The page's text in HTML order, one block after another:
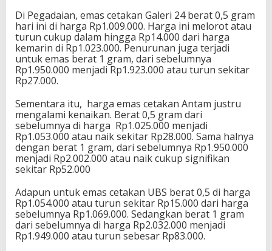
Di Pegadaian, emas cetakan Galeri 24 berat 0,5 gram
hari ini di harga Rp1.009.000. Harga ini melorot atau
turun cukup dalam hingga Rp14.000 dari harga
kemarin di Rp1.023.000. Penurunan juga terjadi
untuk emas berat 1 gram, dari sebelumnya
Rp1.950.000 menjadi Rp1.923.000 atau turun sekitar
Rp27.000.
Sementara itu, harga emas cetakan Antam justru
mengalami kenaikan. Berat 0,5 gram dari
sebelumnya di harga Rp1.025.000 menjadi
Rp1.053.000 atau naik sekitar Rp28.000. Sama halnya
dengan berat 1 gram, dari sebelumnya Rp1.950.000
menjadi Rp2.002.000 atau naik cukup signifikan
sekitar Rp52.000
Adapun untuk emas cetakan UBS berat 0,5 di harga
Rp1.054.000 atau turun sekitar Rp15.000 dari harga
sebelumnya Rp1.069.000. Sedangkan berat 1 gram
dari sebelumnya di harga Rp2.032.000 menjadi
Rp1.949.000 atau turun sebesar Rp83.000.